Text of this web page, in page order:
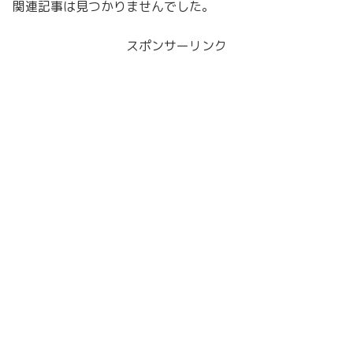
関連記事は見つかりませんでした。
スポンサーリンク